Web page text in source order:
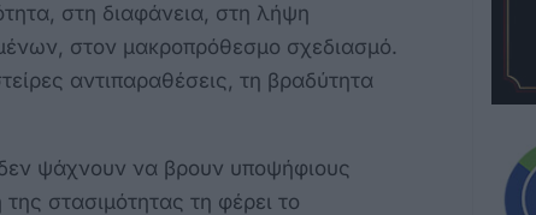
στη διαφάνεια, στη λήψη
στον μακροπρόθεσμο σχεδιασμό.
αντιπαραθέσεις, τη βραδύτητα
ψάχνουν να βρουν υποψήφιους
στασιμότητας τη φέρει το